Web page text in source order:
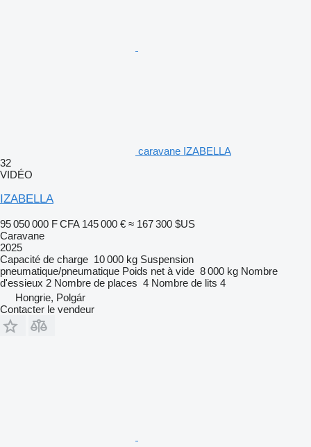
caravane IZABELLA
32
VIDÉO
IZABELLA
95 050 000 F CFA 145 000 € ≈ 167 300 $US
Caravane
2025
Capacité de charge 10 000 kg Suspension
pneumatique/pneumatique Poids net à vide 8 000 kg Nombre
d'essieux 2 Nombre de places 4 Nombre de lits 4
Hongrie, Polgár
Contacter le vendeur